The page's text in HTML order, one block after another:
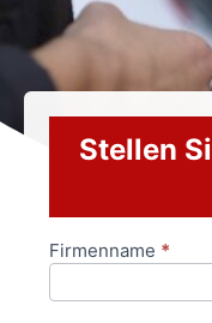
Stellen
Anfrageformular
Firmenname *